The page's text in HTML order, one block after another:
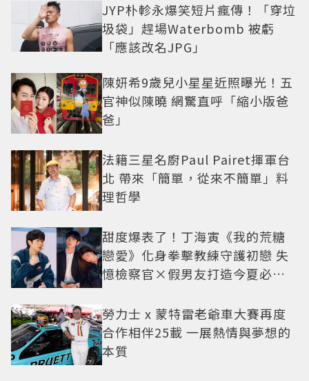
JYP朴軫永爆笑短片瘋傳！「穿垃
圾袋」趕場Waterbomb 被虧
「應該改名JPG」
陳妍希9歲兒小星星近照曝光！五
官神似陳曉 網驚直呼「縮小版爸
爸」
法籍三星名廚Paul Pairet揮軍台
北 帶來「簡單，從來不簡單」料
理哲學
甜度爆表了！丁海寅《我的荒糖
戀愛》化身拳擊教練守護初戀 失
憶檢察官×假男友打造今夏必看
勞力士 x 蒙特雷老爺車大賽再度
合作相伴25載 一展熱情與夢想的
本質